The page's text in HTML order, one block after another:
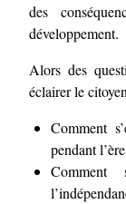
des
développement.
Alors des
éclairer le
Comment
pendant
Comment